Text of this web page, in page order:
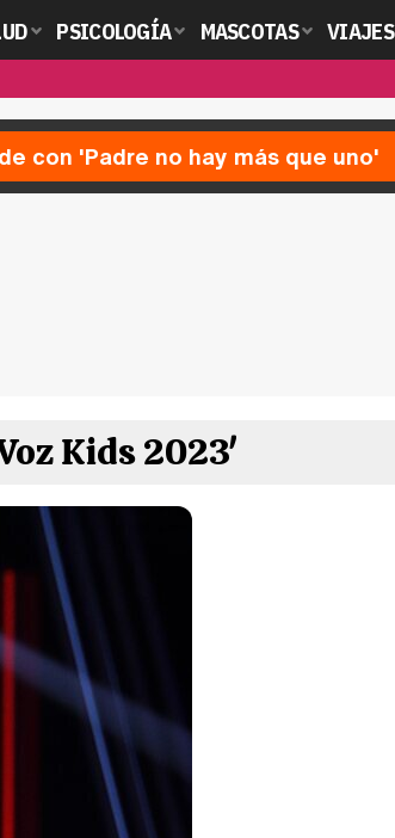
PSICOLOGÍA MASCOTAS VIAJES
con 'Padre no hay más que uno'
Kids 2023'